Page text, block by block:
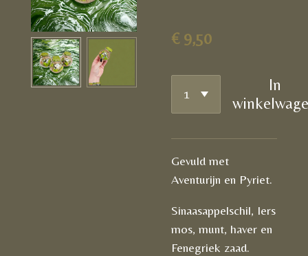
€ 9,50
In
Gevuld met
Aventurijn en Pyriet.
Sinaasappelschil, Iers
mos, munt, haver en
Fenegriek zaad.